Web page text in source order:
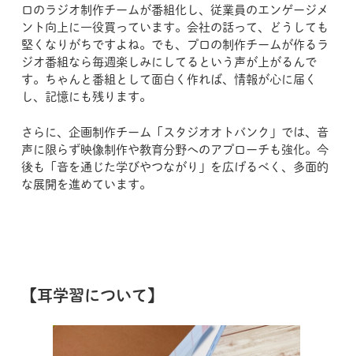
ロのラジオ制作チームが番組化し、従業員のエンゲージメ
ント向上に一役買っています。会社の話って、どうしても
堅くなりがちですよね。でも、プロの制作チームが作るラ
ジオ番組なら毎週楽しみにしてるという声が上がるんで
す。ちゃんと番組として面白く作れば、情報が心に届く
し、記憶にも残ります。
さらに、企画制作チーム「スタジオオトバンク」では、音
声に限らず映像制作や教育分野へのアプローチも強化。今
後も「音を通じた学びやつながり」を広げるべく、多面的
な展開を進めています。
【耳学習について】